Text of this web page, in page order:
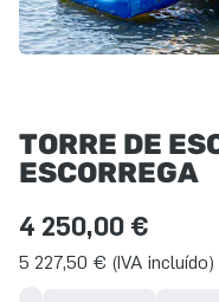
TORRE DE
ESCORREGA
4 250,00 €
5 227,50 € (IVA incluído)